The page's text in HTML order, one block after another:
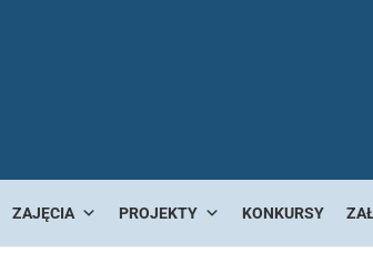
ZAJĘCIA PROJEKTY KONKURSY